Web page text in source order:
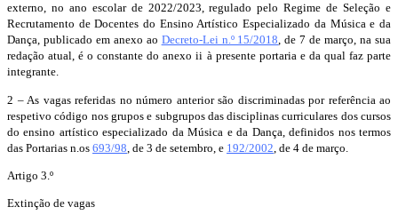
externo, no ano escolar de 2022/2023, regulado pelo Regime de Seleção e
Recrutamento de Docentes do Ensino Artístico Especializado da Música e da
Dança, publicado em anexo ao Decreto-Lei n.º 15/2018, de 7 de março, na sua
redação atual, é o constante do anexo ii à presente portaria e da qual faz parte
integrante.
2 – As vagas referidas no número anterior são discriminadas por referência ao
respetivo código nos grupos e subgrupos das disciplinas curriculares dos cursos
do ensino artístico especializado da Música e da Dança, definidos nos termos
das Portarias n.os 693/98 , de 3 de setembro, e 192/2002 , de 4 de março.
Artigo 3.º
Extinção de vagas